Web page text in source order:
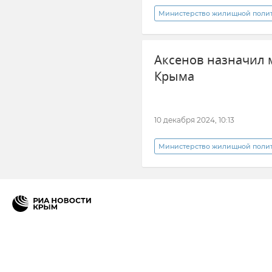
Министерство жилищной
Новости Крыма
Министерство строительства
Аксенов
Крыма
10 декабря 2024, 10:13
Министерство жилищной
Никита Тарасов Сергей
Кадровые перестановки во